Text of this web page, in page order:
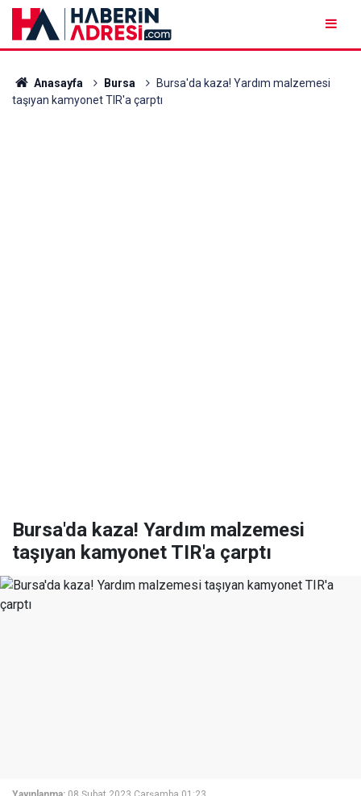
Anasayfa Bursa
Bursa'da kaza! Yardım malzemesi
taşıyan kamyonet TIR'a çarptı
Bursa'da kaza! Yardım malzemesi
taşıyan kamyonet TIR'a çarptı